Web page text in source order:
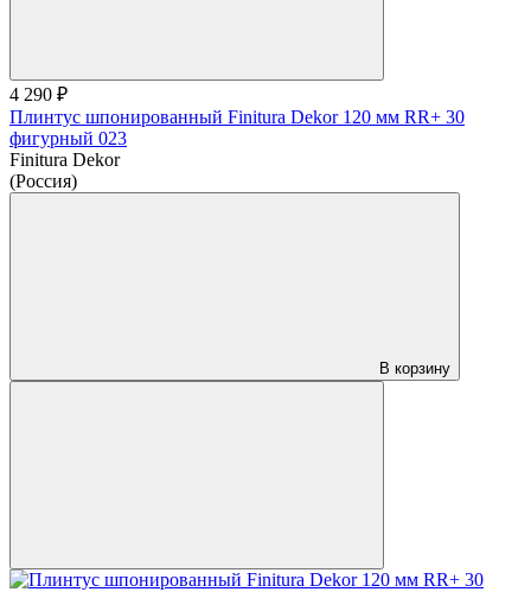
4 290 ₽
Плинтус шпонированный Finitura Dekor 120 мм RR+ 30
фигурный 023
Finitura Dekor
(Россия)
В корзину